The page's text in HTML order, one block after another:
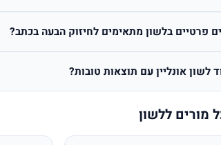
פרטיים בלשון מתאימים לחיזוק הבעה בכתב?
לשון אונליין עם תוצאות טובות?
מורים ללשון